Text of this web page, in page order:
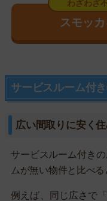
スモッ
サービスルーム付
広い間取りに安く
サービスルーム付き
ムが無い物件と比べ
例えば、同じ広さで